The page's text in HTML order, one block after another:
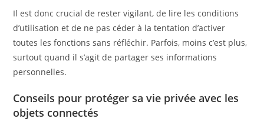
Il est donc crucial de rester vigilant, de lire les conditions
d’utilisation et de ne pas céder à la tentation d’activer
toutes les fonctions sans réfléchir. Parfois, moins c’est plus,
surtout quand il s’agit de partager ses informations
personnelles.
Conseils pour protéger sa vie privée avec les
objets connectés